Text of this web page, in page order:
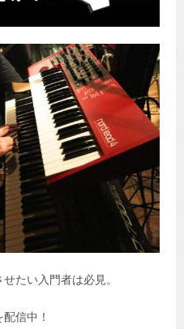
たい入門者は必見。
信中！